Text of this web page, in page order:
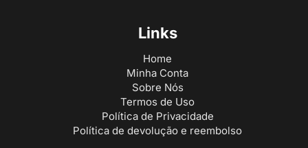
Links
Home
Minha Conta
Sobre Nós
Termos de Uso
Política de Privacidade
Política de devolução e reembolso